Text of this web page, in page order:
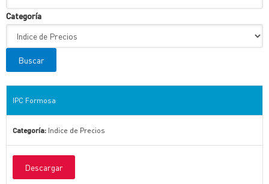
Categoría
IPC Formosa
Categoría: Indice de Precios
Descargar